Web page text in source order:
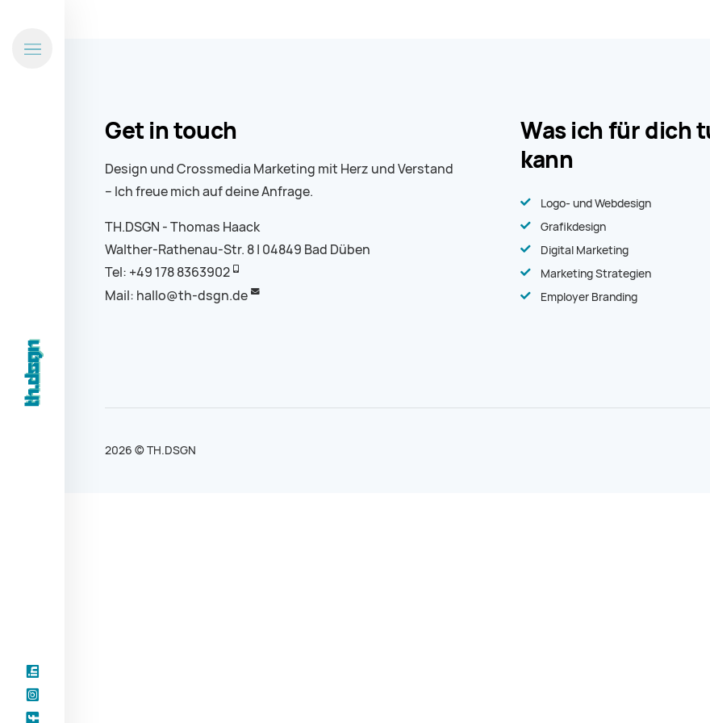
Get in touch
Design und Crossmedia Marketing mit Herz und Verstand
– Ich freue mich auf deine Anfrage.
TH.DSGN - Thomas Haack
Walther-Rathenau-Str. 8 | 04849 Bad Düben
Tel: +49 178 8363902
Mail: hallo@th-dsgn.de
Was ich für dich
kann
Logo- und Webdesign
Grafikdesign
Digital Marketing
Marketing Strategien
Employer Branding
2026 © TH.DSGN